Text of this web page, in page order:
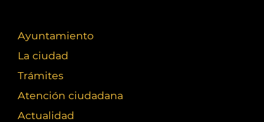
Ayuntamiento
La ciudad
Trámites
Atención ciudadana
Actualidad